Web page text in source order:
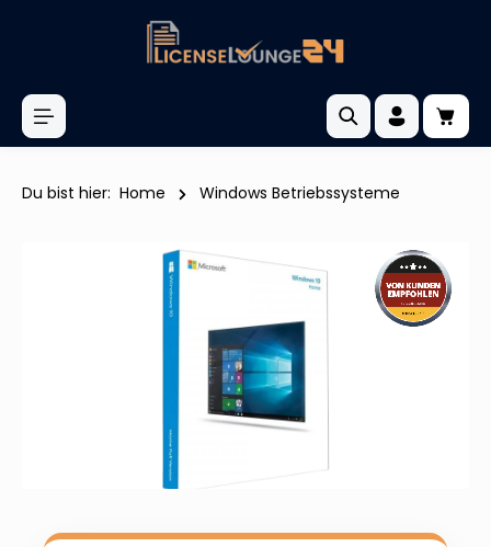
Du bist hier: Home Windows Betriebssysteme